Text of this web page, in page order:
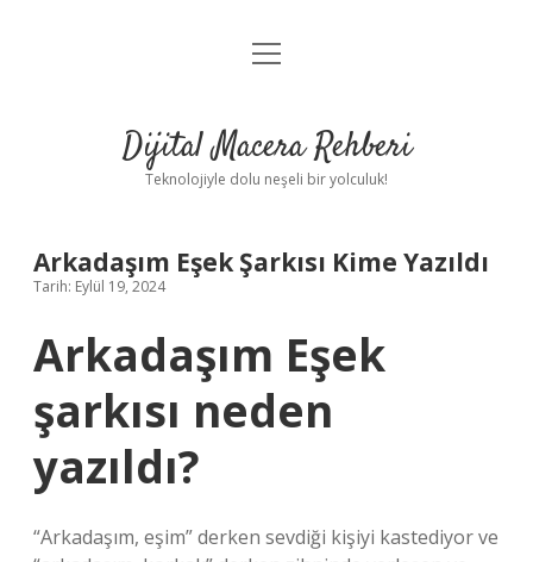
Anasayfa
Yasal Uyarı
menüyü
Dijital Macera Rehberi
Teknolojiyle dolu neşeli bir yolculuk!
Arkadaşım Eşek Şarkısı Kime Yazıldı
Tarih: Eylül 19, 2024
Arkadaşım Eşek
şarkısı neden
yazıldı?
“Arkadaşım, eşim” derken sevdiği kişiyi kastediyor ve